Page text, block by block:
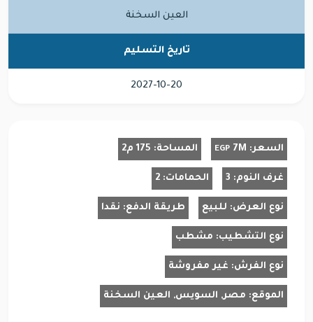
العين السخنة
تاريخ التسليم
2027-10-20
السعر: 7M
EGP المساحة: 175 م2
غرف النوم: 3 الحمامات: 2
نوع العرض: للبيع طريقة الدفع: نقدا
نوع التشطيب: مشطب
نوع الفرش: غير مفروشة
الموقع: مصر, السويس, العين السخنة